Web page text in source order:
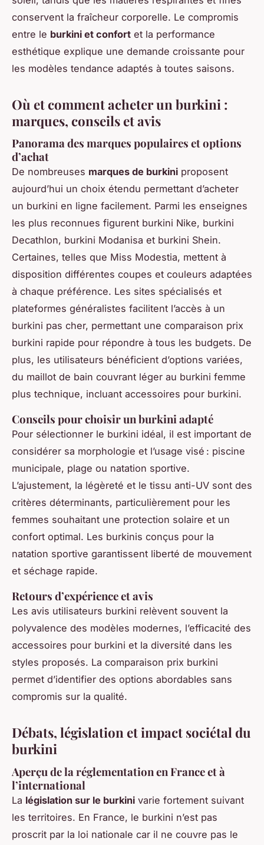
conservent la fraîcheur corporelle. Le compromis
entre le burkini et confort et la performance
esthétique explique une demande croissante pour
les modèles tendance adaptés à toutes saisons.
Où et comment acheter un burkini :
marques, conseils et avis
Panorama des marques populaires et options
d’achat
De nombreuses marques de burkini proposent
aujourd’hui un choix étendu permettant d’acheter
un burkini en ligne facilement. Parmi les enseignes
les plus reconnues figurent burkini Nike, burkini
Decathlon, burkini Modanisa et burkini Shein.
Certaines, telles que Miss Modestia, mettent à
disposition différentes coupes et couleurs adaptées
à chaque préférence. Les sites spécialisés et
plateformes généralistes facilitent l’accès à un
burkini pas cher, permettant une comparaison prix
burkini rapide pour répondre à tous les budgets. De
plus, les utilisateurs bénéficient d’options variées,
du maillot de bain couvrant léger au burkini femme
plus technique, incluant accessoires pour burkini.
Conseils pour choisir un burkini adapté
Pour sélectionner le burkini idéal, il est important de
considérer sa morphologie et l’usage visé : piscine
municipale, plage ou natation sportive.
L’ajustement, la légèreté et le tissu anti-UV sont des
critères déterminants, particulièrement pour les
femmes souhaitant une protection solaire et un
confort optimal. Les burkinis conçus pour la
natation sportive garantissent liberté de mouvement
et séchage rapide.
Retours d’expérience et avis
Les avis utilisateurs burkini relèvent souvent la
polyvalence des modèles modernes, l’efficacité des
accessoires pour burkini et la diversité dans les
styles proposés. La comparaison prix burkini
permet d’identifier des options abordables sans
compromis sur la qualité.
Débats, législation et impact sociétal du
burkini
Aperçu de la réglementation en France et à
l’international
La législation sur le burkini varie fortement suivant
les territoires. En France, le burkini n’est pas
proscrit par la loi nationale car il ne couvre pas le